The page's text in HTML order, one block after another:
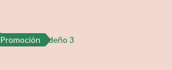
Promoción